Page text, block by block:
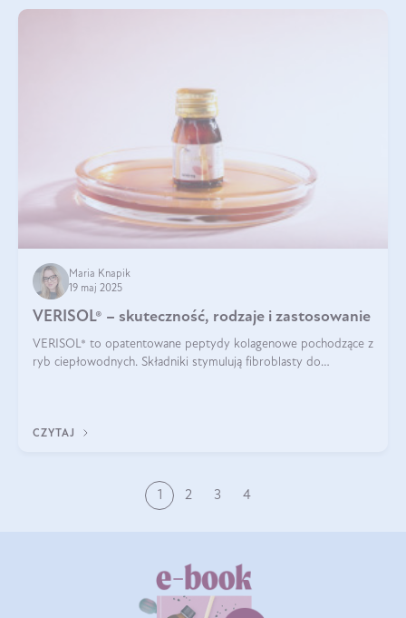
Maria Knapik
19 maj 2025
VERISOL® – skuteczność, rodzaje i zastosowanie
VERISOL® to opatentowane peptydy kolagenowe pochodzące z
ryb ciepłowodnych. Składniki stymulują fibroblasty do
CZYTAJ
1 2 3 4